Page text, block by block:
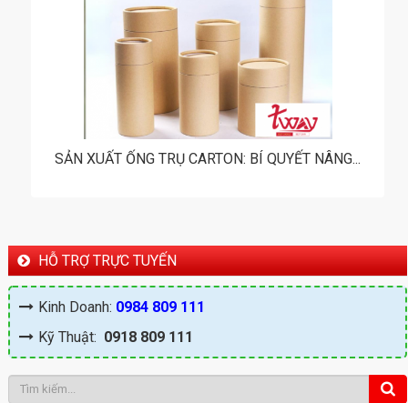
SẢN XUẤT ỐNG TRỤ CARTON: BÍ QUYẾT NÂNG...
HỖ TRỢ TRỰC TUYẾN
Kinh Doanh: 0984 809 111
Kỹ Thuật: 0918 809 111